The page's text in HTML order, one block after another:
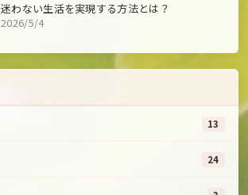
迷わない生活を実現する方法とは？
2026/5/4
13
24